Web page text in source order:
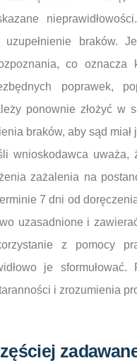
braków.
co oznacza
poprawek,
ponownie złożyć w
braków, aby sąd
wnioskodawca
zażalenia na
7 dni od
uzasadnione i
z pomocy
je
i zrozumienia